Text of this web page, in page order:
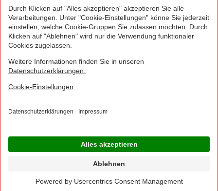
© 2016 - 2026 NORMA Lebensmittelfilialbetrieb
Stiftung & Co. KG
Sitemap Kontakt
Barrierefreiheitserklärung Compliance
Jetzt Ihre NORMA Filiale auswählen und noch
mehr Angebote entdecken!
Geben Sie über "Meine Filiale" Ihre PLZ ein und sehen Sie alle Angebote aus Ihrer
Region.
Filiale wählen